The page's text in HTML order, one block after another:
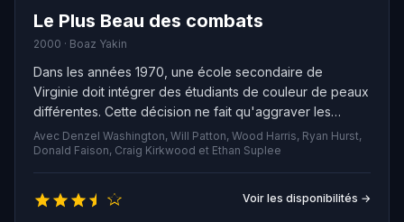
Le Plus Beau des combats
2000 · Boaz Yakin
Dans les années 1970, une école secondaire de
Virginie doit intégrer des étudiants de couleur de peaux
différentes. Cette décision ne fait qu'aggraver les
tensions raciales de la ville, notamment au sein de
l'équipe de football et son entraîneur blanc qui doit
désormais travailler sous la supervision d'un afro-
américain. Malgré leurs différences, les deux hommes
finissent par trouver un terrain d'entente et transmettent
Avec Denzel Washington, Will Patton, Wood Harris, Ryan Hurst,
Donald Faison, Craig Kirkwood et Ethan Suplee
Voir les disponibilités →